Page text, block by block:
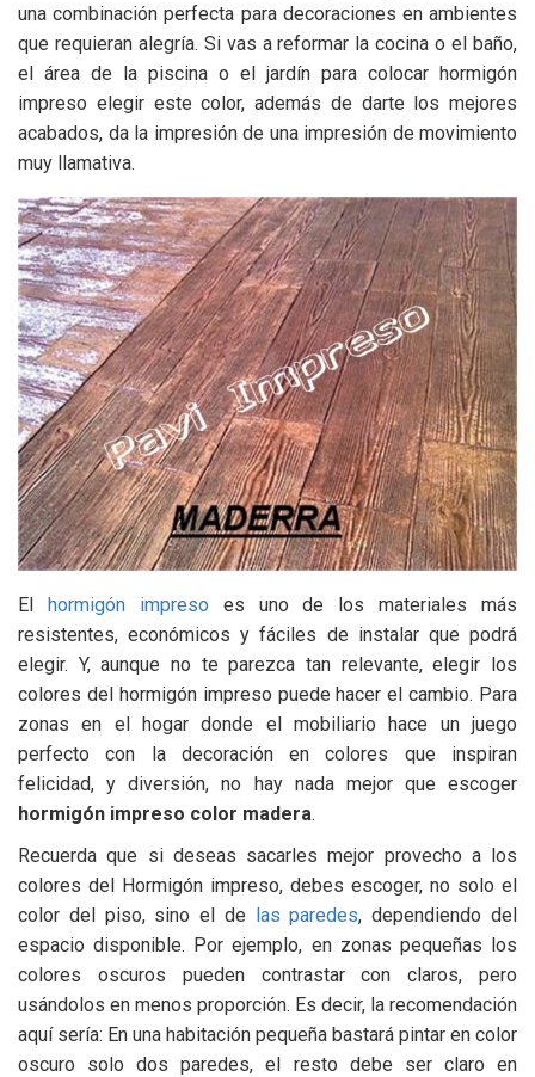
una combinación perfecta para decoraciones en ambientes
que requieran alegría. Si vas a reformar la cocina o el baño,
el área de la piscina o el jardín para colocar hormigón
impreso elegir este color, además de darte los mejores
acabados, da la impresión de una impresión de movimiento
muy llamativa.
El hormigón impreso es uno de los materiales más
resistentes, económicos y fáciles de instalar que podrá
elegir. Y, aunque no te parezca tan relevante, elegir los
colores del hormigón impreso puede hacer el cambio. Para
zonas en el hogar donde el mobiliario hace un juego
perfecto con la decoración en colores que inspiran
felicidad, y diversión, no hay nada mejor que escoger
hormigón impreso color madera.
Recuerda que si deseas sacarles mejor provecho a los
colores del Hormigón impreso, debes escoger, no solo el
color del piso, sino el de las paredes, dependiendo del
espacio disponible. Por ejemplo, en zonas pequeñas los
colores oscuros pueden contrastar con claros, pero
usándolos en menos proporción. Es decir, la recomendación
aquí sería: En una habitación pequeña bastará pintar en color
oscuro solo dos paredes, el resto debe ser claro en